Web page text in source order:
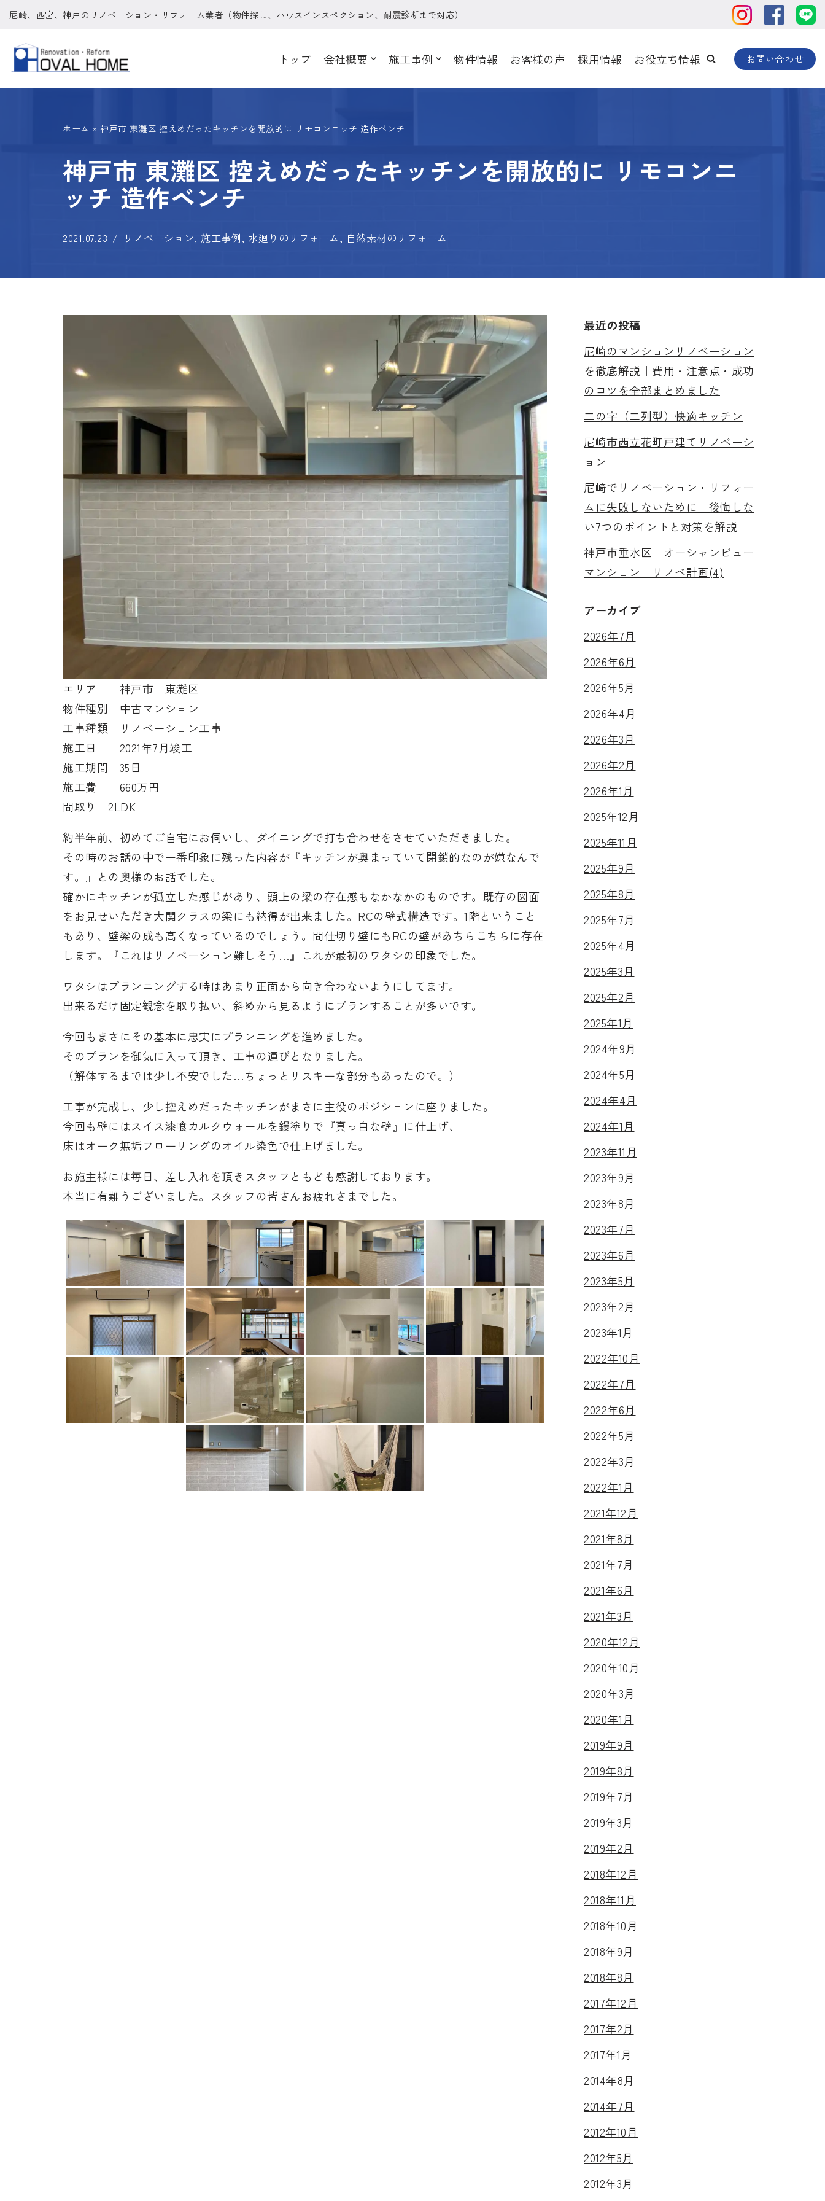
ン
テ
尼崎、西宮、神戸のリノベーション・リフォーム業者（物件探し、ハウスインスペクション、耐震診断まで対応）
トップ 会社概要 施工事例 物件情報 お客様の声 採用情報 お役立ち情報 お問い合わせ
ホーム » 神戸市 東灘区 控えめだったキッチンを開放的に リモコンニッチ 造作ベンチ
神戸市 東灘区 控えめだったキッチンを開放的に リモコンニ
ッチ 造作ベンチ
2021.07.23 リノベーション, 施工事例, 水廻りのリフォーム, 自然素材のリフォーム
エリア 神戸市 東灘区
物件種別 中古マンション
工事種類 リノベーション工事
施工日 2021年7月竣工
施工期間 35日
施工費 660万円
間取り 2LDK
約半年前、初めてご自宅にお伺いし、ダイニングで打ち合わせをさせていただきました。
その時のお話の中で一番印象に残った内容が『キッチンが奥まっていて閉鎖的なのが嫌なんで
す。』との奥様のお話でした。
確かにキッチンが孤立した感じがあり、頭上の梁の存在感もなかなかのものです。既存の図面
をお見せいただき大関クラスの梁にも納得が出来ました。RCの壁式構造です。1階ということ
もあり、壁梁の成も高くなっているのでしょう。間仕切り壁にもRCの壁があちらこちらに存在
します。『これはリノベーション難しそう…』これが最初のワタシの印象でした。
ワタシはプランニングする時はあまり正面から向き合わないようにしてます。
出来るだけ固定観念を取り払い、斜めから見るようにプランすることが多いです。
今回もまさにその基本に忠実にプランニングを進めました。
そのプランを御気に入って頂き、工事の運びとなりました。
（解体するまでは少し不安でした…ちょっとリスキーな部分もあったので。）
工事が完成し、少し控えめだったキッチンがまさに主役のポジションに座りました。
今回も壁にはスイス漆喰カルクウォールを鏝塗りで『真っ白な壁』に仕上げ、
床はオーク無垢フローリングのオイル染色で仕上げました。
お施主様には毎日、差し入れを頂きスタッフともども感謝しております。
本当に有難うございました。スタッフの皆さんお疲れさまでした。
最近の投稿
尼崎のマンションリノベーション
を徹底解説｜費用・注意点・成功
のコツを全部まとめました
二の字（二列型）快適キッチン
尼崎市西立花町戸建てリノベーシ
ョン
尼崎でリノベーション・リフォー
ムに失敗しないために｜後悔しな
い7つのポイントと対策を解説
神戸市垂水区 オーシャンビュー
マンション リノベ計画(4)
アーカイブ
2026年7月
2026年6月
2026年5月
2026年4月
2026年3月
2026年2月
2026年1月
2025年12月
2025年11月
2025年9月
2025年8月
2025年7月
2025年4月
2025年3月
2025年2月
2025年1月
2024年9月
2024年5月
2024年4月
2024年1月
2023年11月
2023年9月
2023年8月
2023年7月
2023年6月
2023年5月
2023年2月
2023年1月
2022年10月
2022年7月
2022年6月
2022年5月
2022年3月
2022年1月
2021年12月
2021年8月
2021年7月
2021年6月
2021年3月
2020年12月
2020年10月
2020年3月
2020年1月
2019年9月
2019年8月
2019年7月
2019年3月
2019年2月
2018年12月
2018年11月
2018年10月
2018年9月
2018年8月
2017年12月
2017年2月
2017年1月
2014年8月
2014年7月
2012年10月
2012年5月
2012年3月